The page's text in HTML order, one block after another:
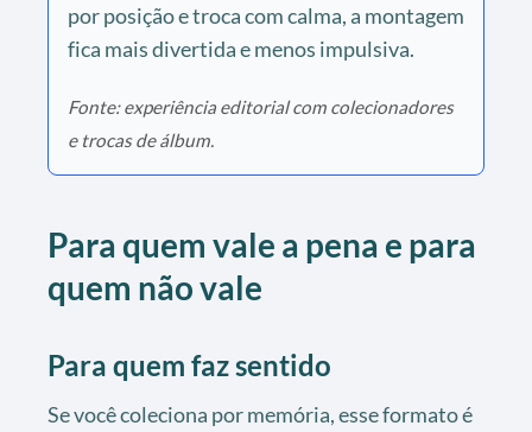
por posição e troca com calma, a montagem
fica mais divertida e menos impulsiva.
Fonte: experiência editorial com colecionadores
e trocas de álbum.
Para quem vale a pena e para
quem não vale
Para quem faz sentido
Se você coleciona por memória, esse formato é